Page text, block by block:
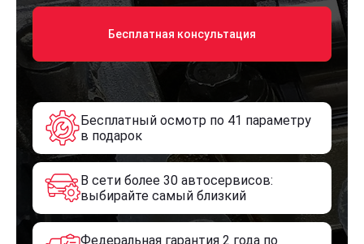
Бесплатная консультация
Бесплатный осмотр по 41 параметру
в подарок
В сети более 30 автосервисов:
выбирайте самый близкий
Федеральная гарантия 2 года по